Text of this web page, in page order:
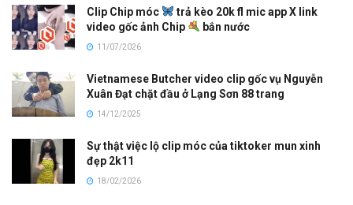
Clip Chip móc
trả kèo 20k fl mic app X link
video gốc ảnh Chip
bắn nước
11/07/2026
Vietnamese Butcher video clip gốc vụ Nguyễn
Xuân Đạt chặt đầu ở Lạng Sơn 88 trang
14/12/2025
Sự thật việc lộ clip móc của tiktoker mun xinh
đẹp 2k11
18/02/2026